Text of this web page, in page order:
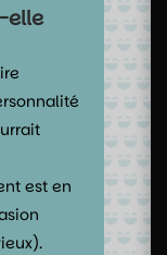
elle
est en